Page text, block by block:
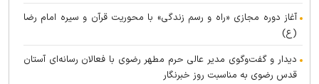
آغاز دوره مجازی «راه و رسم زندگی» با محوریت قرآن و سیره امام رضا
(ع)
دیدار و گفت‌وگوی مدیر عالی حرم مطهر رضوی با فعالان رسانه‌ای آستان
قدس رضوی به مناسبت روز خبرنگار